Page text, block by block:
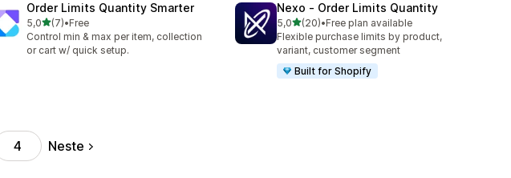
Order Limits Quantity Smarter
5,0av 5 stjerner
(7)
Totalt 7 omtaler
•Free
Control min & max per item, collection
or cart w/ quick setup.
Nexo ‑ Order Limits Quantity
5,0av 5 stjerner
(20)
Totalt 20 omtaler
•Free plan available
Flexible purchase limits by product,
variant, customer segment
Built for Shopify
4 Neste